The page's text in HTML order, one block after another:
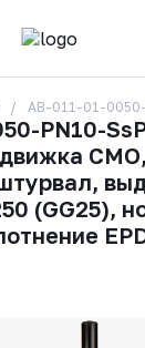
AB-011-01-0050-
PN10-
(GG25),